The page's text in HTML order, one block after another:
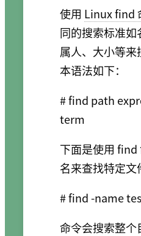
使用 Linux find
同的搜索标准
属人、大小等
本语法如下：
# find path
下面是使用 find
名来查找特定文
命令会搜索整个